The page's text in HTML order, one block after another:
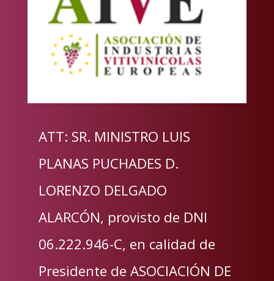
ATT: SR. MINISTRO LUIS
PLANAS PUCHADES D.
LORENZO DELGADO
ALARCÓN, provisto de DNI
06.222.946-C, en calidad de
Presidente de ASOCIACIÓN DE